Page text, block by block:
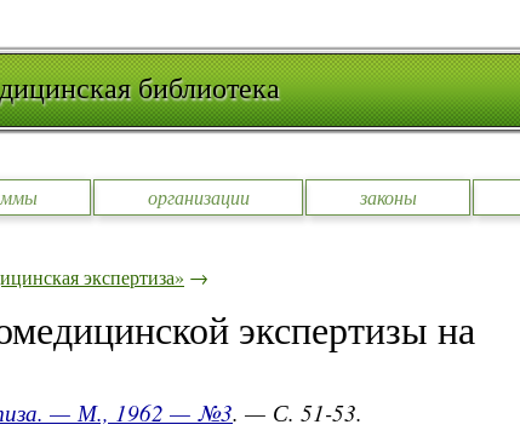
библиотека
организации законы
экспертиза» →
экспертизы на
— М., 1962 — №3. — С. 51-53.